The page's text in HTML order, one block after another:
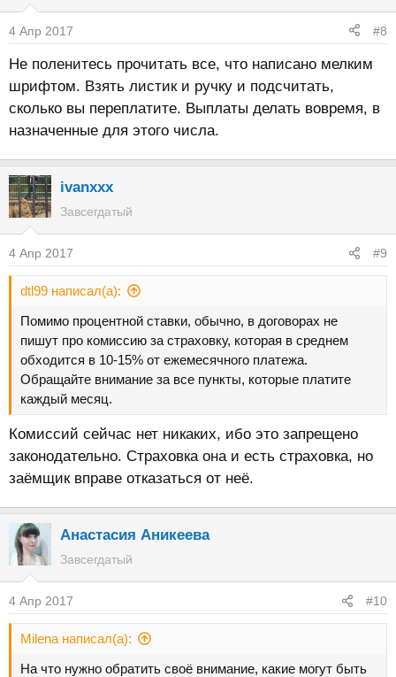
4 Апр 2017 #8
Не поленитесь прочитать все, что написано мелким
шрифтом. Взять листик и ручку и подсчитать,
сколько вы переплатите. Выплаты делать вовремя, в
назначенные для этого числа.
ivanxxx
Завсегдатый
4 Апр 2017 #9
dtl99 написал(а):
Помимо процентной ставки, обычно, в договорах не
пишут про комиссию за страховку, которая в среднем
обходится в 10-15% от ежемесячного платежа.
Обращайте внимание за все пункты, которые платите
каждый месяц.
Комиссий сейчас нет никаких, ибо это запрещено
законодательно. Страховка она и есть страховка, но
заёмщик вправе отказаться от неё.
Анастасия Аникеева
Завсегдатый
4 Апр 2017 #10
Milena написал(а):
На что нужно обратить своё внимание, какие могут быть